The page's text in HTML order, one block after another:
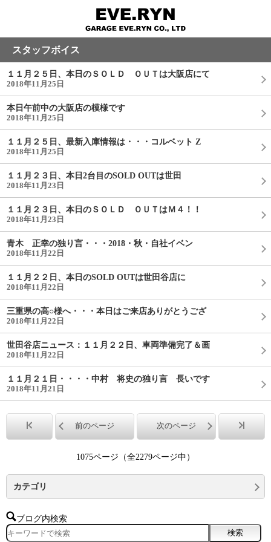
スタッフボイス
１１月２５日、本日のＳＯＬＤ ＯＵＴは大阪店にて
2018年11月25日
本日午前中の大阪店の模様です
2018年11月25日
１１月２５日、最新入庫情報は・・・コルベット Z
2018年11月25日
１１月２３日、本日2台目のSOLD OUTは世田
2018年11月23日
１１月２３日、本日のＳＯＬＤ ＯＵＴはＭ４！！
2018年11月23日
青木 正幸の独り言・・・2018・秋・自社イベン
2018年11月22日
１１月２２日、本日のSOLD OUTは世田谷店に
2018年11月22日
三重県の高○様へ・・・本日はご来店ありがとうござ
2018年11月22日
世田谷店ニュース：１１月２２日、車両準備完了＆画
2018年11月22日
１１月２１日・・・・中村 将史の独り言 長いです
2018年11月21日
前のページ 次のページ
1075ページ（全2279ページ中）
カテゴリ
ブログ内検索